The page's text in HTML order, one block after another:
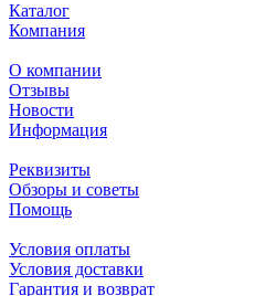
Каталог
Компания
О компании
Отзывы
Новости
Информация
Реквизиты
Обзоры и советы
Помощь
Условия оплаты
Условия доставки
Гарантия и возврат